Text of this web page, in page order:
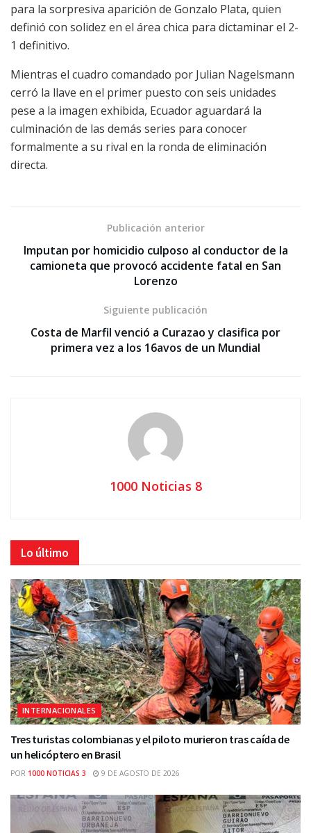
para la sorpresiva aparición de Gonzalo Plata, quien
definió con solidez en el área chica para dictaminar el 2-
1 definitivo.
Mientras el cuadro comandado por Julian Nagelsmann
cerró la llave en el primer puesto con seis unidades
pese a la imagen exhibida, Ecuador aguardará la
culminación de las demás series para conocer
formalmente a su rival en la ronda de eliminación
directa.
Publicación anterior
Imputan por homicidio culposo al conductor de la
camioneta que provocó accidente fatal en San
Lorenzo
Siguiente publicación
Costa de Marfil venció a Curazao y clasifica por
primera vez a los 16avos de un Mundial
1000 Noticias 8
Lo último
INTERNACIONALES
Tres turistas colombianas y el piloto murieron tras caída de
un helicóptero en Brasil
POR 1000 NOTICIAS 3 9 DE AGOSTO DE 2026